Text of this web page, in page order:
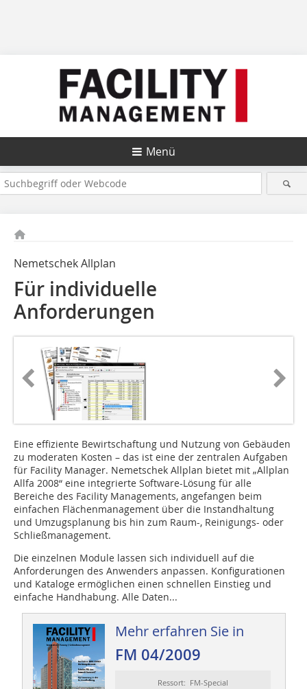
Menü
Nemetschek Allplan
Für individuelle
Anforderungen
Eine effiziente Bewirtschaftung und Nutzung von Gebäuden
zu moderaten Kosten – das ist eine der zentralen Aufgaben
für Facility Manager. Nemetschek Allplan bietet mit „Allplan
Allfa 2008“ eine integrierte Software-Lösung für alle
Bereiche des Facility Managements, ­angefangen beim
einfachen Flächenmanagement über die Instandhaltung
und Umzugsplanung bis hin zum Raum-, Reinigungs- oder
Schließmanagement.
Die einzelnen Module lassen sich individuell auf die
Anforderungen des Anwenders anpassen. Konfigurationen
und Kataloge ermöglichen einen schnellen Einstieg und
einfache Handhabung. Alle Daten...
Mehr erfahren Sie in
FM 04/2009
Ressort: FM-Special